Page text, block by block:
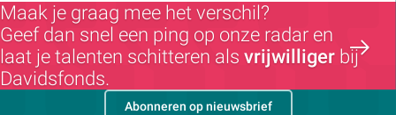
Maak je graag mee het verschil?
Geef dan snel een ping op onze radar en
laat je talenten schitteren als vrijwilliger bij
Davidsfonds.
Abonneren op nieuwsbrief